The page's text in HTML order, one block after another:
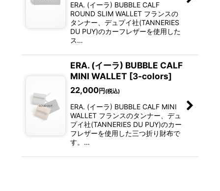
ERA. (イーラ) BUBBLE CALF
ROUND SLIM WALLET フランスの
タンナー、デュプイ社(TANNERIES
DU PUY)のカーフレザーを使用した
ス…
ERA. (イーラ) BUBBLE CALF
MINI WALLET [3-colors]
22,000円 (税込)
ERA. (イーラ) BUBBLE CALF MINI
WALLET フランスのタンナー、デュ
プイ社(TANNERIES DU PUY)のカー
フレザーを使用した三つ折り財布で
す。…